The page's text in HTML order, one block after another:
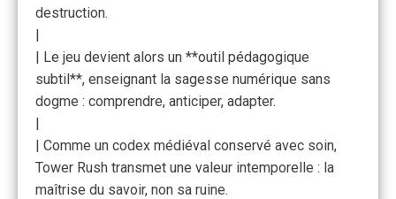
destruction.
|
| Le jeu devient alors un **outil pédagogique
subtil**, enseignant la sagesse numérique sans
dogme : comprendre, anticiper, adapter.
|
| Comme un codex médiéval conservé avec soin,
Tower Rush transmet une valeur intemporelle : la
maîtrise du savoir, non sa ruine.